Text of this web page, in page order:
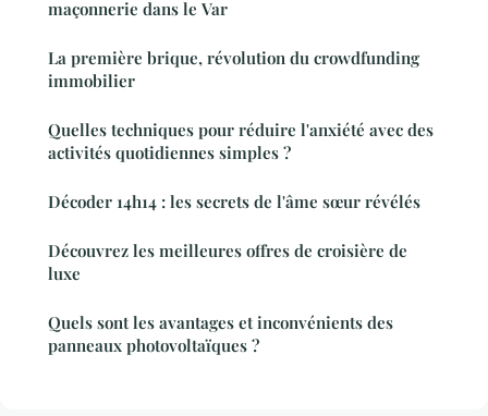
maçonnerie dans le Var
La première brique, révolution du crowdfunding
immobilier
Quelles techniques pour réduire l'anxiété avec des
activités quotidiennes simples ?
Décoder 14h14 : les secrets de l'âme sœur révélés
Découvrez les meilleures offres de croisière de
luxe
Quels sont les avantages et inconvénients des
panneaux photovoltaïques ?